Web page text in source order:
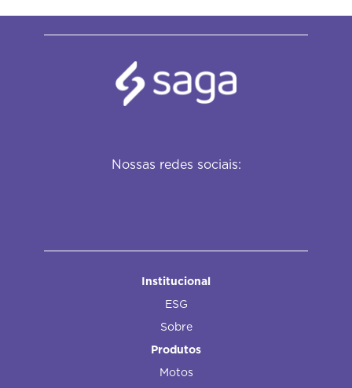
Nossas redes sociais:
Institucional
ESG
Sobre
Produtos
Motos